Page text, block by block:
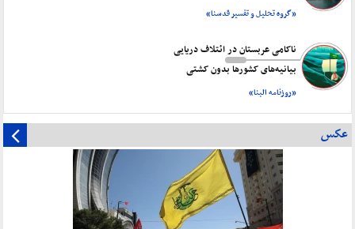
«گروه تحلیل و تفسیر قدسنا»
ناکامی عربستان در ائتلاف دریایی
بیانیه‌های کشورها بدون کشتی
«روزنامه البنا»
عکس